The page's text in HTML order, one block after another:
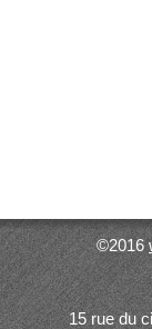
©2016
15 rue du